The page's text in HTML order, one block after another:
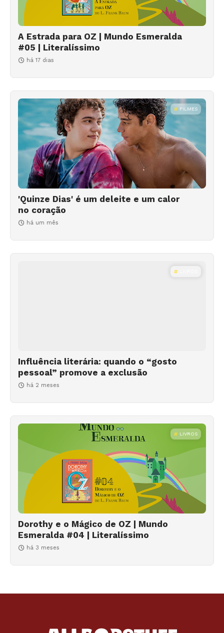
A Estrada para OZ | Mundo Esmeralda
#05 | Literalíssimo
há 17 dias
FILMES
'Quinze Dias' é um deleite e um calor
no coração
há um mês
Influência literária: quando o “gosto
pessoal” promove a exclusão
há 2 meses
LIVROS
Dorothy e o Mágico de OZ | Mundo
Esmeralda #04 | Literalíssimo
há 3 meses